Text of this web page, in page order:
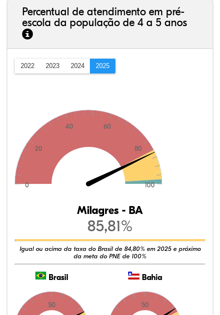
Percentual de atendimento em pré-
escola da população de 4 a 5 anos
2022 2023 2024 2025
0
20
40 60
80
100
Milagres - BA
85,81%
Igual ou acima da taxa do Brasil de 84,80% em 2025 e próximo
da meta do PNE de 100%
Brasil
50
Bahia
50